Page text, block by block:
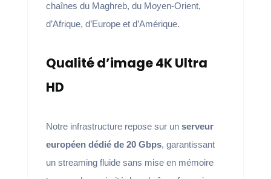
chaînes du Maghreb, du Moyen-Orient,
d’Afrique, d’Europe et d’Amérique.
Qualité d’image 4K Ultra
HD
Notre infrastructure repose sur un serveur
européen dédié de 20 Gbps, garantissant
un streaming fluide sans mise en mémoire